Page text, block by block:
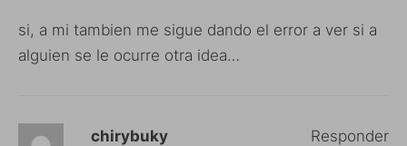
si, a mi tambien me sigue dando el error a ver si a
alguien se le ocurre otra idea…
chirybuky Responder